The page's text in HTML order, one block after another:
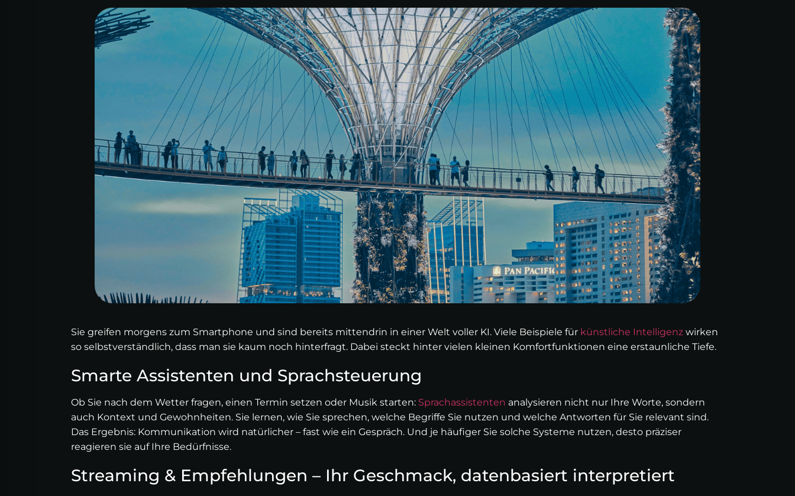
Sie greifen morgens zum Smartphone und sind bereits mittendrin in einer Welt voller KI. Viele Beispiele für künstliche Intelligenzwirken
so selbstverständlich, dass man sie kaum noch hinterfragt. Dabei steckt hinter vielen kleinen Komfortfunktionen eine erstaunliche Tiefe.
Smarte Assistenten und Sprachsteuerung
Ob Sie nach dem Wetter fragen, einen Termin setzen oder Musik starten: Sprachassistenten analysieren nicht nur Ihre Worte, sondern
auch Kontext und Gewohnheiten. Sie lernen, wie Sie sprechen, welche Begriffe Sie nutzen und welche Antworten für Sie relevant sind.
Das Ergebnis: Kommunikation wird natürlicher – fast wie ein Gespräch. Und je häufiger Sie solche Systeme nutzen, desto präziser
reagieren sie auf Ihre Bedürfnisse.
Streaming & Empfehlungen – Ihr Geschmack, datenbasiert interpretiert